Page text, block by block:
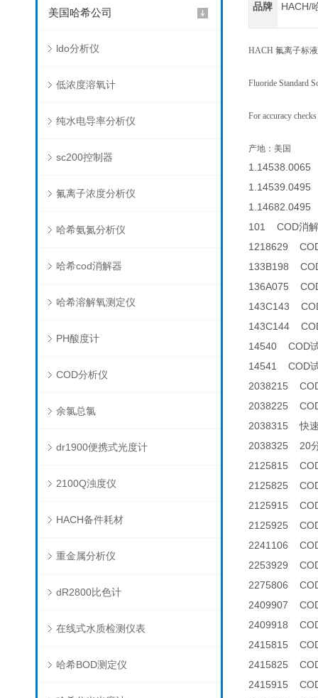
美国哈希公司
ldo分析仪
低浓度溶氧计
纯水电导率分析仪
sc200控制器
氟离子浓度分析仪
哈希氨氮分析仪
哈希cod消解器
哈希溶解氧测定仪
PH酸度计
COD分析仪
余氯总氯
dr1900便携式光度计
2100Q浊度仪
HACH备件耗材
重金属分析仪
dR2800比色计
在线式水质检测仪表
哈希BOD测定仪
品牌 HACH/
HACH 氟离子标液
Fluoride Standard
For accuracy
产地：美国
1.14539.0495
1.14682.0495
101 COD消
1218629
133B198
136A075
143C143
143C144
14540 COD
14541 COD
2038215
2038225
2038315 快
2038325 20
2125815
2125825
2125915
2125925
2241106
2253929
2275806
2409907
2409918
2415815
2415825
2415915